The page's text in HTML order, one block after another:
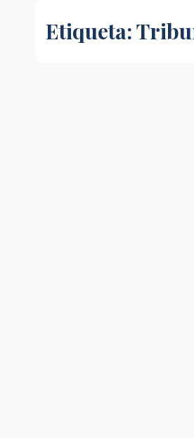
Etiqueta: